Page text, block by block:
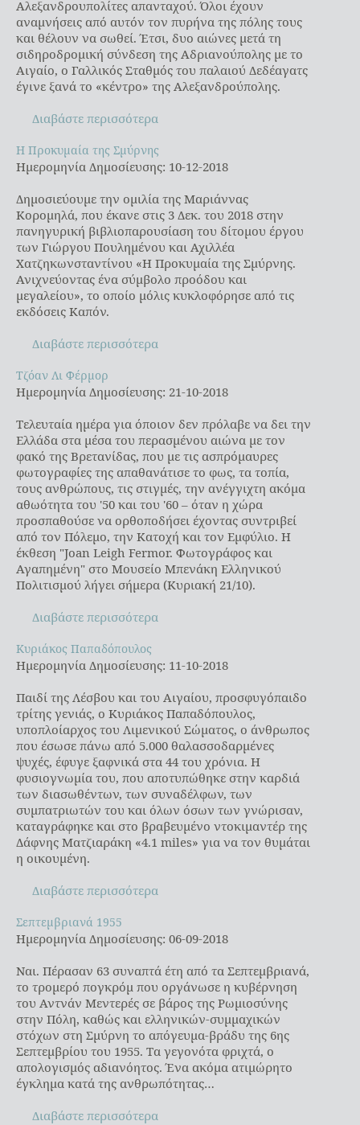
Αλεξανδρουπολίτες απανταχού. Όλοι έχουν
αναμνήσεις από αυτόν τον πυρήνα της πόλης τους
και θέλουν να σωθεί. Έτσι, δυο αιώνες μετά τη
σιδηροδρομική σύνδεση της Αδριανούπολης με το
Αιγαίο, ο Γαλλικός Σταθμός του παλαιού Δεδέαγατς
έγινε ξανά το «κέντρο» της Αλεξανδρούπολης.
Διαβάστε περισσότερα
Η Προκυμαία της Σμύρνης
Η Προκυμαία της Σμύρνης
Ημερομηνία Δημοσίευσης: 10-12-2018
Δημοσιεύουμε την ομιλία της Μαριάννας
Κορομηλά, που έκανε στις 3 Δεκ. του 2018 στην
πανηγυρική βιβλιοπαρουσίαση του δίτομου έργου
των Γιώργου Πουλημένου και Αχιλλέα
Χατζηκωνσταντίνου «Η Προκυμαία της Σμύρνης.
Ανιχνεύοντας ένα σύμβολο προόδου και
μεγαλείου», το οποίο μόλις κυκλοφόρησε από τις
εκδόσεις Καπόν.
Διαβάστε περισσότερα
Τζόαν Λι Φέρμορ
Τζόαν Λι Φέρμορ
Ημερομηνία Δημοσίευσης: 21-10-2018
Τελευταία ημέρα για όποιον δεν πρόλαβε να δει την
Ελλάδα στα μέσα του περασμένου αιώνα με τον
φακό της Βρετανίδας, που με τις ασπρόμαυρες
φωτογραφίες της απαθανάτισε το φως, τα τοπία,
τους ανθρώπους, τις στιγμές, την ανέγγιχτη ακόμα
αθωότητα του '50 και του '60 – όταν η χώρα
προσπαθούσε να ορθοποδήσει έχοντας συντριβεί
από τον Πόλεμο, την Κατοχή και τον Εμφύλιο. Η
έκθεση "Joan Leigh Fermor. Φωτογράφος και
Αγαπημένη" στο Μουσείο Μπενάκη Ελληνικού
Πολιτισμού λήγει σήμερα (Κυριακή 21/10).
Διαβάστε περισσότερα
Κυριάκος Παπαδόπουλος
Κυριάκος Παπαδόπουλος
Ημερομηνία Δημοσίευσης: 11-10-2018
Παιδί της Λέσβου και του Αιγαίου, προσφυγόπαιδο
τρίτης γενιάς, ο Κυριάκος Παπαδόπουλος,
υποπλοίαρχος του Λιμενικού Σώματος, ο άνθρωπος
που έσωσε πάνω από 5.000 θαλασσοδαρμένες
ψυχές, έφυγε ξαφνικά στα 44 του χρόνια. Η
φυσιογνωμία του, που αποτυπώθηκε στην καρδιά
των διασωθέντων, των συναδέλφων, των
συμπατριωτών του και όλων όσων των γνώρισαν,
καταγράφηκε και στο βραβευμένο ντοκιμαντέρ της
Δάφνης Ματζιαράκη «4.1 miles» για να τον θυμάται
η οικουμένη.
Διαβάστε περισσότερα
Σεπτεμβριανά 1955
Σεπτεμβριανά 1955
Ημερομηνία Δημοσίευσης: 06-09-2018
Ναι. Πέρασαν 63 συναπτά έτη από τα Σεπτεμβριανά,
το τρομερό πογκρόμ που οργάνωσε η κυβέρνηση
του Αντνάν Μεντερές σε βάρος της Ρωμιοσύνης
στην Πόλη, καθώς και ελληνικών-συμμαχικών
στόχων στη Σμύρνη το απόγευμα-βράδυ της 6ης
Σεπτεμβρίου του 1955. Τα γεγονότα φριχτά, ο
απολογισμός αδιανόητος. Ένα ακόμα ατιμώρητο
έγκλημα κατά της ανθρωπότητας…
Διαβάστε περισσότερα